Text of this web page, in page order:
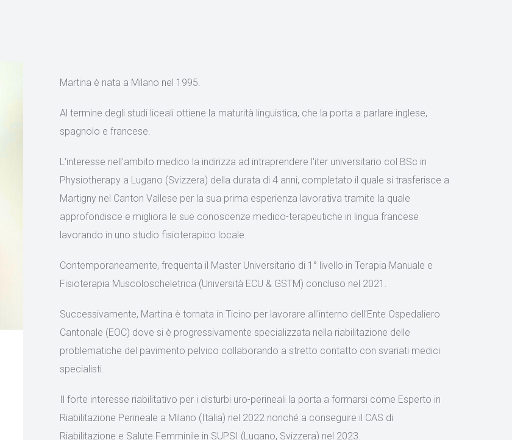
Martina è nata a Milano nel 1995.
Al termine degli studi liceali ottiene la maturità linguistica, che la porta a parlare inglese,
spagnolo e francese.
L'interesse nell'ambito medico la indirizza ad intraprendere l'iter universitario col BSc in
Physiotherapy a Lugano (Svizzera) della durata di 4 anni, completato il quale si trasferisce a
Martigny nel Canton Vallese per la sua prima esperienza lavorativa tramite la quale
approfondisce e migliora le sue conoscenze medico-terapeutiche in lingua francese
lavorando in uno studio fisioterapico locale.
Contemporaneamente, frequenta il Master Universitario di 1° livello in Terapia Manuale e
Fisioterapia Muscoloscheletrica (Università ECU & GSTM) concluso nel 2021.
Successivamente, Martina è tornata in Ticino per lavorare all'interno dell'Ente Ospedaliero
Cantonale (EOC) dove si è progressivamente specializzata nella riabilitazione delle
problematiche del pavimento pelvico collaborando a stretto contatto con svariati medici
specialisti.
Il forte interesse riabilitativo per i disturbi uro-perineali la porta a formarsi come Esperto in
Riabilitazione Perineale a Milano (Italia) nel 2022 nonché a conseguire il CAS di
Riabilitazione e Salute Femminile in SUPSI (Lugano, Svizzera) nel 2023.